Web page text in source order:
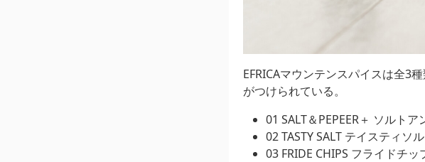
EFRICAマウンテンスパイスは全3
がつけられている。
01 SALT＆PEPEER＋ ソルト
02 TASTY SALT テイスティソル
03 FRIDE CHIPS フライドチッ